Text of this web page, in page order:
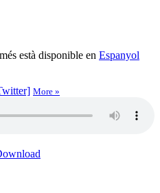
està disponible en Espanyol
More »